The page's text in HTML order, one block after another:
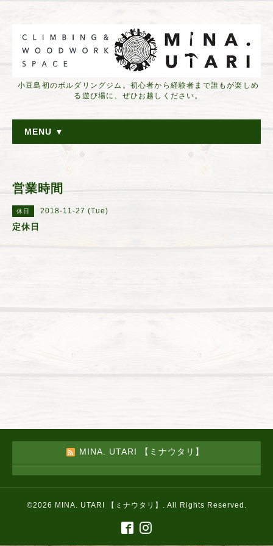
小豆島初のボルダリングジム。初心者から経験者まで誰もが楽しめ
る遊び場に、ぜひお越しください。
MENU ▼
営業時間
休日 2018-11-27 (Tue)
定休日
MINA. UTARI 【ミナウタリ】
©2026 MINA. UTARI 【ミナウタリ】 . All Rights Reserved.